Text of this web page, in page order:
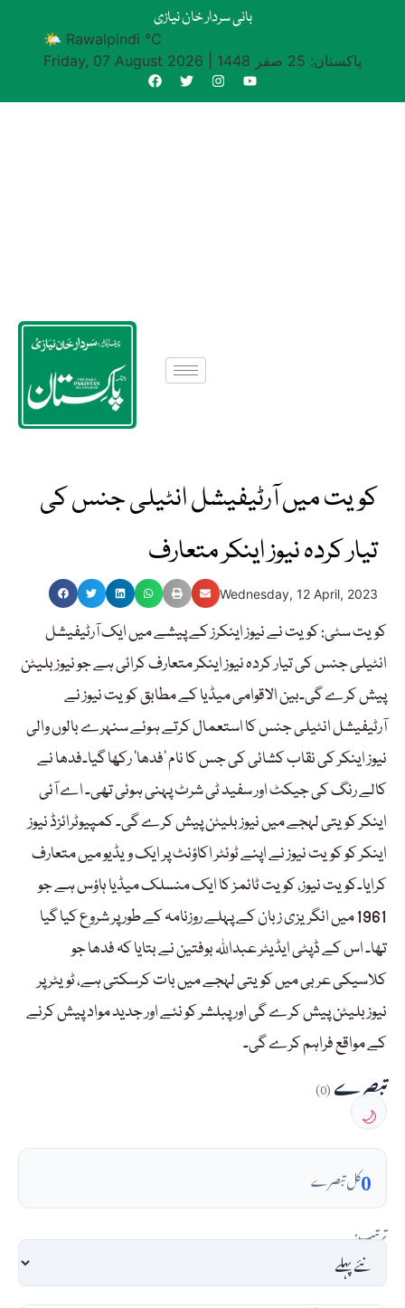
بانی سردار خان نیازی
🌤 Rawalpindi °C
Friday, 07 August 2026
پاکستان: 25 صفر 1448
کویت میں آرٹیفیشل انٹیلی جنس کی
تیار کردہ نیوز اینکر متعارف
Wednesday, 12 April, 2023
کویت سٹی: کویت نے نیوز اینکرز کے پیشے میں ایک آرٹیفیشل
انٹیلی جنس کی تیار کردہ نیوز اینکر متعارف کرائی ہے جو نیوز بلیٹن
پیش کرے گی۔بین الاقوامی میڈیا کے مطابق کویت نیوز نے
آرٹیفیشل انٹیلی جنس کا استعمال کرتے ہوئے سنہرے بالوں والی
نیوز اینکر کی نقاب کشائی کی جس کا نام ’فدھا‘ رکھا گیا۔فدھا نے
کالے رنگ کی جیکٹ اور سفید ٹی شرٹ پہنی ہوئی تھی۔ اے آئی
اینکر کویتی لہجے میں نیوز بلیٹن پیش کرے گی۔ کمپیوٹرائزڈ نیوز
اینکر کو کویت نیوز نے اپنے ٹوئٹر اکاؤنٹ پر ایک ویڈیو میں متعارف
کرایا۔کویت نیوز، کویت ٹائمز کا ایک منسلک میڈیا ہاؤس ہے جو
1961 میں انگریزی زبان کے پہلے روزنامہ کے طور پر شروع کیا گیا
تھا۔ اس کے ڈپٹی ایڈیٹر عبداللہ بوفتین نے بتایا کہ فدھا جو
کلاسیکی عربی میں کویتی لہجے میں بات کرسکتی ہے، ٹویٹر پر
نیوز بلیٹن پیش کرے گی اور پبلشر کو نئے اور جدید مواد پیش کرنے
کے مواقع فراہم کرے گی۔
تبصرے(0)
🌙
0کل تبصرے
ترتیب: